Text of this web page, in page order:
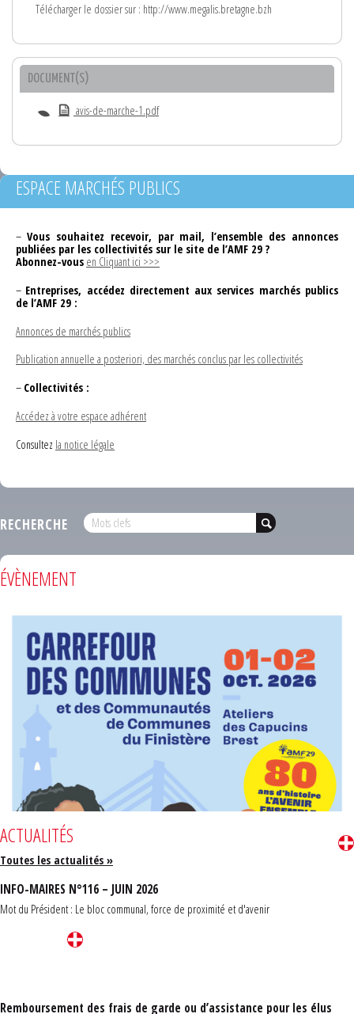
Télécharger le dossier sur : http://www.megalis.bretagne.bzh
DOCUMENT(S)
avis-de-marche-1.pdf
ESPACE MARCHÉS PUBLICS
– Vous souhaitez recevoir, par mail, l’ensemble des annonces
publiées par les collectivités sur le site de l’AMF 29 ?
Abonnez-vous en Cliquant ici >>>
– Entreprises, accédez directement aux services marchés publics
de l’AMF 29 :
Annonces de marchés publics
Publication annuelle a posteriori, des marchés conclus par les collectivités
– Collectivités :
Accédez à votre espace adhérent
Consultez la notice légale
RECHERCHE
ÉVÈNEMENT
ACTUALITÉS
Toutes les actualités »
INFO-MAIRES N°116 – JUIN 2026
Mot du Président : Le bloc communal, force de proximité et d'avenir
Remboursement des frais de garde ou d’assistance pour les élus